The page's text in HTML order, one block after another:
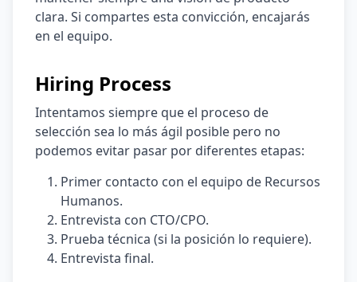
clara. Si compartes esta convicción, encajarás
en el equipo.
Hiring Process
Intentamos siempre que el proceso de
selección sea lo más ágil posible pero no
podemos evitar pasar por diferentes etapas:
Primer contacto con el equipo de Recursos
Humanos.
Entrevista con CTO/CPO.
Prueba técnica (si la posición lo requiere).
Entrevista final.